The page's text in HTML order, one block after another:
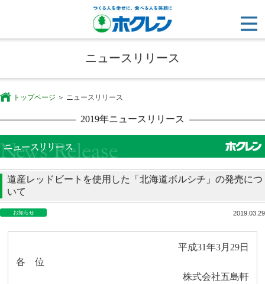
ニュースリリース
トップページ ニュースリリース
2019年ニュースリリース
道産レッドビートを使用した「北海道ボルシチ」の発売につ
いて
お知らせ 2019.03.29
平成31年3月 29日
各 位
株式会社五島軒